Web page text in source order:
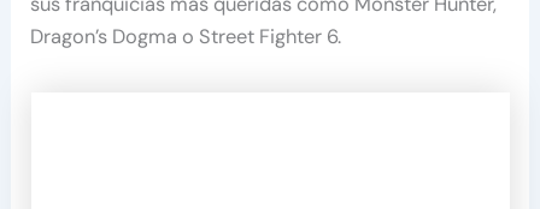
Dragon’s Dogma o Street Fighter 6.